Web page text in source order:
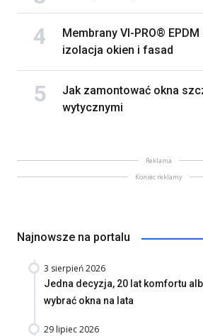
Membrany VI-PRO®
izolacja okien i fasad
Jak zamontować okna
wytycznymi
Reklama
Koniec reklamy
Najnowsze na portalu
3 sierpień 2026
Jedna decyzja, 20 lat komfortu
wybrać okna na lata
29 lipiec 2026